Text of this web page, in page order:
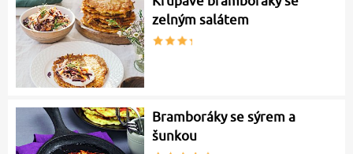
zelným salátem
Bramboráky se sýrem a
šunkou